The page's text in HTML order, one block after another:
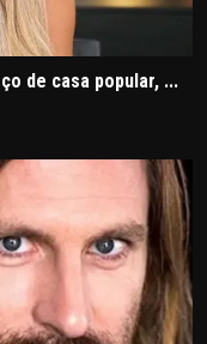
de casa popular, ...